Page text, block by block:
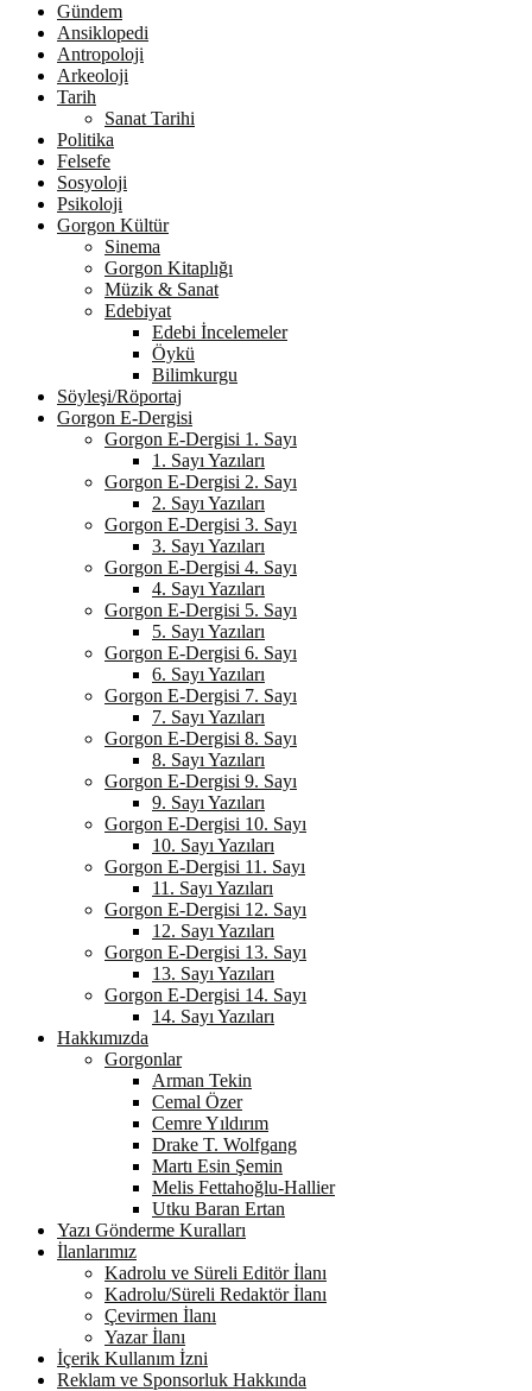
Gündem
Ansiklopedi
Antropoloji
Arkeoloji
Tarih
Sanat Tarihi
Politika
Felsefe
Sosyoloji
Psikoloji
Gorgon Kültür
Sinema
Gorgon Kitaplığı
Müzik & Sanat
Edebiyat
Edebi İncelemeler
Öykü
Bilimkurgu
Söyleşi/Röportaj
Gorgon E-Dergisi
Gorgon E-Dergisi 1. Sayı
1. Sayı Yazıları
Gorgon E-Dergisi 2. Sayı
2. Sayı Yazıları
Gorgon E-Dergisi 3. Sayı
3. Sayı Yazıları
Gorgon E-Dergisi 4. Sayı
4. Sayı Yazıları
Gorgon E-Dergisi 5. Sayı
5. Sayı Yazıları
Gorgon E-Dergisi 6. Sayı
6. Sayı Yazıları
Gorgon E-Dergisi 7. Sayı
7. Sayı Yazıları
Gorgon E-Dergisi 8. Sayı
8. Sayı Yazıları
Gorgon E-Dergisi 9. Sayı
9. Sayı Yazıları
Gorgon E-Dergisi 10. Sayı
10. Sayı Yazıları
Gorgon E-Dergisi 11. Sayı
11. Sayı Yazıları
Gorgon E-Dergisi 12. Sayı
12. Sayı Yazıları
Gorgon E-Dergisi 13. Sayı
13. Sayı Yazıları
Gorgon E-Dergisi 14. Sayı
14. Sayı Yazıları
Hakkımızda
Gorgonlar
Arman Tekin
Cemal Özer
Cemre Yıldırım
Drake T. Wolfgang
Martı Esin Şemin
Melis Fettahoğlu-Hallier
Utku Baran Ertan
Yazı Gönderme Kuralları
İlanlarımız
Kadrolu ve Süreli Editör İlanı
Kadrolu/Süreli Redaktör İlanı
Çevirmen İlanı
Yazar İlanı
İçerik Kullanım İzni
Reklam ve Sponsorluk Hakkında